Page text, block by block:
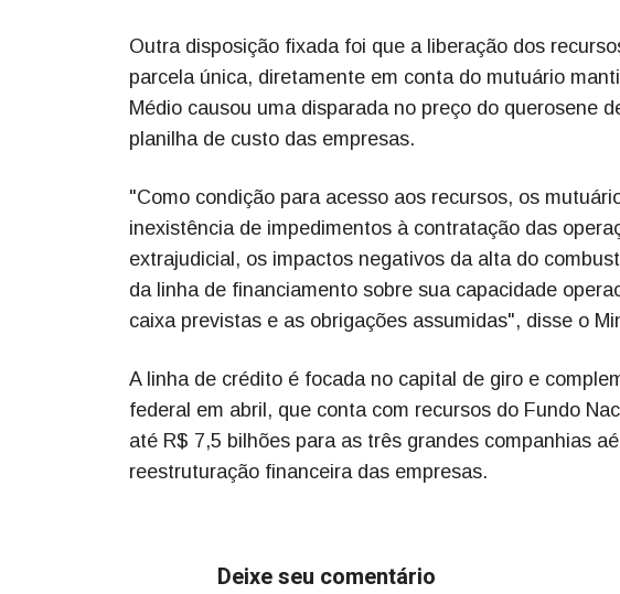
Outra disposição fixada foi que a liberação dos
parcela única, diretamente em conta do mutuário
Médio causou uma disparada no preço do querosene
planilha de custo das empresas.
"Como condição para acesso aos recursos, os
inexistência de impedimentos à contratação das
extrajudicial, os impactos negativos da alta do
da linha de financiamento sobre sua capacidade
caixa previstas e as obrigações assumidas", disse o
A linha de crédito é focada no capital de giro e
federal em abril, que conta com recursos do Fundo
até R$ 7,5 bilhões para as três grandes companhias
reestruturação financeira das empresas.
Deixe seu comentário